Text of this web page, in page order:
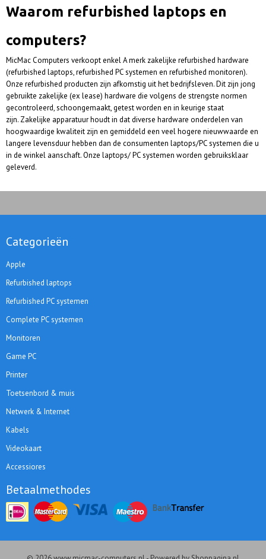
Waarom refurbished laptops en
computers?
MicMac Computers verkoopt enkel A merk zakelijke refurbished hardware
(refurbished laptops, refurbished PC systemen en refurbished monitoren).
Onze refurbished producten zijn afkomstig uit het bedrijfsleven. Dit zijn jong
gebruikte zakelijke (ex lease) hardware die volgens de strengste normen
gecontroleerd, schoongemaakt, getest worden en in keurige staat
zijn. Zakelijke apparatuur houdt in dat diverse hardware onderdelen van
hoogwaardige kwaliteit zijn en gemiddeld een veel hogere nieuwwaarde en
langere levensduur hebben dan de consumenten laptops/PC systemen die u
in de winkel aanschaft. Onze laptops/ PC systemen worden gebruiksklaar
geleverd.
Categorieën
Apple
Refurbished laptops
Refurbished PC systemen
Complete PC systemen
Monitoren
Game PC
Printer
Toetsenbord & muis
Netwerk & Internet
Kabels
Videokaart
Accessiores
Betaalmethodes